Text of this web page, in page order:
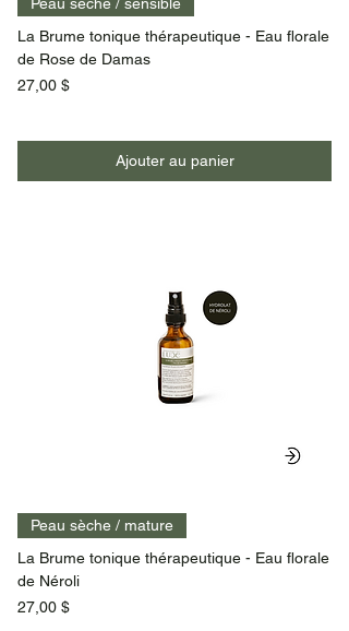
Peau sèche / sensible
La Brume tonique thérapeutique - Eau florale
de Rose de Damas
Prix
27,00 $
Ajouter au panier
Peau sèche / mature
La Brume tonique thérapeutique - Eau florale
de Néroli
Prix
27,00 $